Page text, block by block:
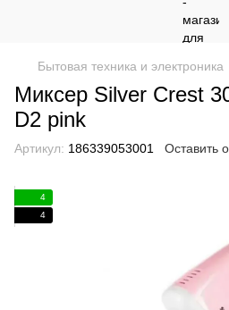
Бытовая техника и электроника
Миксер Silver Crest
D2 pink
Артикул: 186339053001 Оставить
4
4